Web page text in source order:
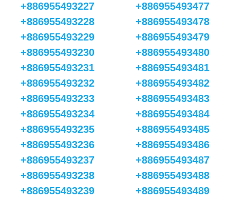
+886955493227
+886955493228
+886955493229
+886955493230
+886955493231
+886955493232
+886955493233
+886955493234
+886955493235
+886955493236
+886955493237
+886955493238
+886955493239
+886955493477
+886955493478
+886955493479
+886955493480
+886955493481
+886955493482
+886955493483
+886955493484
+886955493485
+886955493486
+886955493487
+886955493488
+886955493489